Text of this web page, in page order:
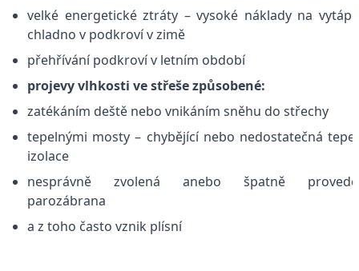
velké energetické ztráty – vysoké náklady na
chladno v podkroví v zimě
přehřívání podkroví v letním období
projevy vlhkosti ve střeše způsobené:
zatékáním deště nebo vnikáním sněhu do střechy
tepelnými mosty – chybějící nebo nedostatečná
izolace
nesprávně zvolená anebo špatně
parozábrana
a z toho často vznik plísní